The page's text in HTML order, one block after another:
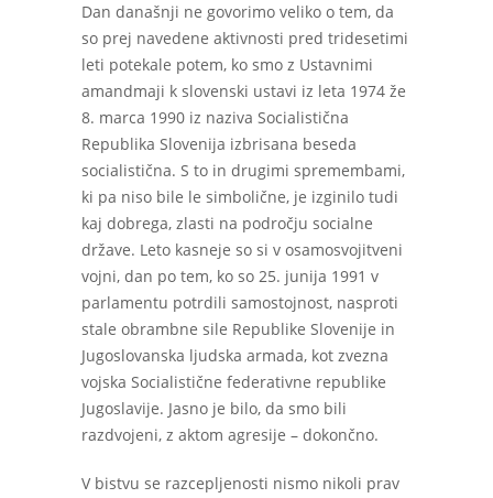
Dan današnji ne govorimo veliko o tem, da
so prej navedene aktivnosti pred tridesetimi
leti potekale potem, ko smo z Ustavnimi
amandmaji k slovenski ustavi iz leta 1974 že
8. marca 1990 iz naziva Socialistična
Republika Slovenija izbrisana beseda
socialistična. S to in drugimi spremembami,
ki pa niso bile le simbolične, je izginilo tudi
kaj dobrega, zlasti na področju socialne
države. Leto kasneje so si v osamosvojitveni
vojni, dan po tem, ko so 25. junija 1991 v
parlamentu potrdili samostojnost, nasproti
stale obrambne sile Republike Slovenije in
Jugoslovanska ljudska armada, kot zvezna
vojska Socialistične federativne republike
Jugoslavije. Jasno je bilo, da smo bili
razdvojeni, z aktom agresije – dokončno.
V bistvu se razcepljenosti nismo nikoli prav